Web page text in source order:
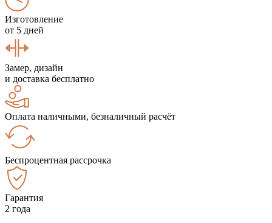
Изготовление
от 5 дней
Замер, дизайн
и доставка бесплатно
Оплата наличными, безналичный расчёт
Беспроцентная рассрочка
Гарантия
2 года